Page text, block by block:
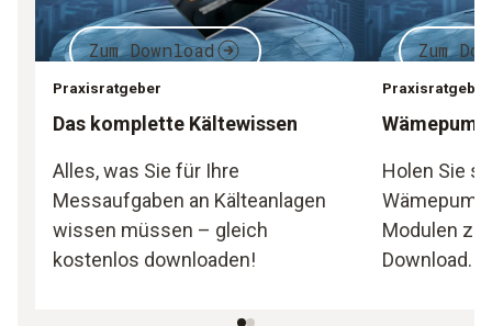
Zum Download
Praxisratgeber
Das komplette Kältewissen
Alles, was Sie für Ihre
Messaufgaben an Kälteanlagen
wissen müssen – gleich
kostenlos downloaden!
Zum
Praxisratgeber
Holen Sie
Modulen
Download.